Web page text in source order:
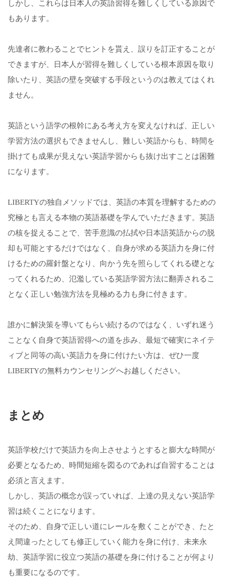
しかし、これらは日本人の英語習得を難しくしている原因で
もあります。
先達者に教わることでヒントを貰え、誤りを訂正することが
できますが、日本人が習得を難しくしている根本原因を取り
除いたり、英語の壁を突破する手段というのは教えてはくれ
ません。
英語という語学の根幹にある考え方を変えなければ、正しい
学習方法の選択もできませんし、難しい英語からも、時間を
掛けても成果が見えない英語学習からも抜け出すことは困難
になります。
LIBERTYの独自メソッドでは、英語の本質を理解するための
究極とも言える本物の英語基礎を学んでいただきます。英語
の核を捉えることで、苦手意識の払拭や日本語英語からの脱
却も可能とするだけではなく、自身が求める英語力を身に付
けるための羅針盤となり、向かう先を照らしてくれる礎とな
ってくれるため、氾濫している英語学習方法に翻弄されるこ
となく正しい勉強方法を見極める力も身に付きます。
誰かに解決策を導いてもらい続けるのではなく、いずれ迷う
ことなく自身で英語習得への道を歩み、最短で確実にネイテ
ィブと同等の高い英語力を身に付けたい方は、ぜひ一度
LIBERTYの無料カウンセリングへお越しください。
まとめ
英語学校だけで英語力を向上させようとすると膨大な時間が
必要となるため、時間短縮を図るのであれば自習することは
必須と言えます。
しかし、英語の概念が誤っていれば、上達の見えない英語学
習は続くことになります。
そのため、自身で正しい道にレールを敷くことができ、たと
え間違ったとしても修正していく能力を身に付け、未来永
劫、英語学習に役立つ英語の基礎を身に付けることが何より
も重要になるのです。